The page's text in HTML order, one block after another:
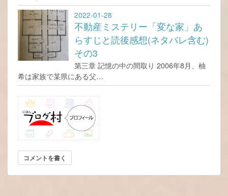
2022-01-28
不動産ミステリー「変な家」あ
らすじと読後感想(ネタバレ含む)
その3
第三章 記憶の中の間取り 2006年8月、柚
希は家族で某県にある父…
コメントを書く